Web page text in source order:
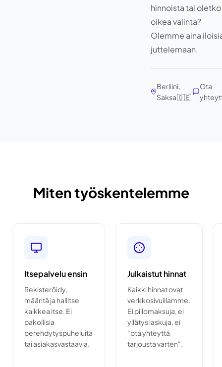
hinnoista tai oletko
oikea valinta?
Olemme aina
juttelemaan.
Berliini,
Saksa 🇩🇪
Ota
Miten työskentelemme
Itsepalvelu ensin
Rekisteröidy,
määritä ja hallitse
kaikkea itse. Ei
pakollisia
perehdytyspuheluita
tai asiakasvastaavia.
Julkaistut hinnat
Kaikki hinnat ovat
verkkosivuillamme.
Ei piilomaksuja, ei
yllätys laskuja, ei
"ota yhteyttä
tarjousta varten".